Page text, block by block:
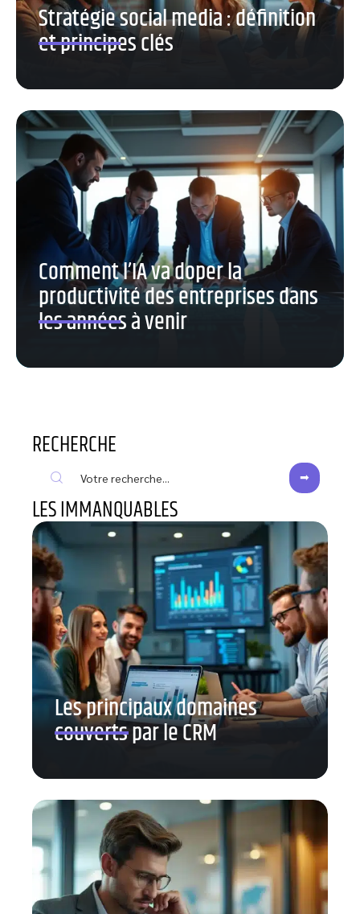
Stratégie social media : définition
et principes clés
Comment l’IA va doper la
productivité des entreprises dans
les années à venir
RECHERCHE
LES IMMANQUABLES
Les principaux domaines
couverts par le CRM